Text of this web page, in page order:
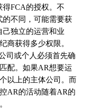
FCA的授权。不
不同，可能需要获
独立的运营和业
商获得多少权限。
司或个人必须首先确
配。如果AR想要运
以上的主体公司。而
AR的活动随着AR的